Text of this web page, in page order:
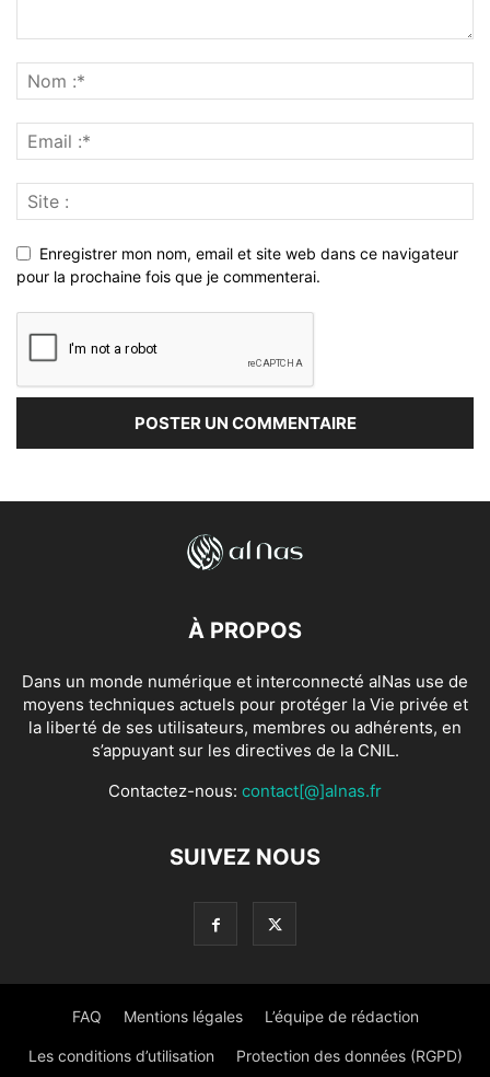
Enregistrer mon nom, email et site web dans ce navigateur
pour la prochaine fois que je commenterai.
À PROPOS
Dans un monde numérique et interconnecté alNas use de
moyens techniques actuels pour protéger la Vie privée et
la liberté de ses utilisateurs, membres ou adhérents, en
s’appuyant sur les directives de la CNIL.
Contactez-nous: contact[@]alnas.fr
SUIVEZ NOUS
FAQ Mentions légales L’équipe de rédaction
Les conditions d’utilisation Protection des données (RGPD)